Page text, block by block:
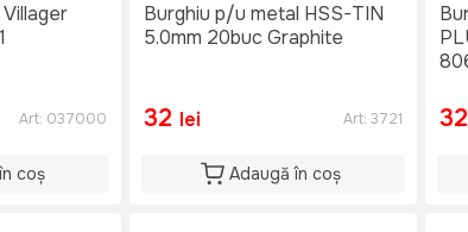
Art: 037000
coș
Burghiu p/u metal HSS-TIN
5.0mm 20buc Graphite
32 lei Art: 3721
Adaugă în coș
32